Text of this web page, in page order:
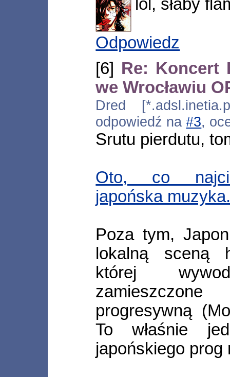
lol, słaby
Odpowiedz
[6] Re: Koncert
we Wrocławiu
Dred
odpowiedź na#3,
Srutu pierdutu,
Oto, co
japońska
Poza tym,
lokalną sceną
której
progresywną
To właśnie
japońskiego prog